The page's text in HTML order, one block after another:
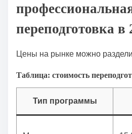
переподготовка в
Цены на рынке можно
Таблица: стоимость
Тип программы